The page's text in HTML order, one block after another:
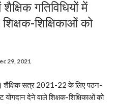
गतिविधियों में
शिक्षिकाओं को
29, 2021
शैक्षिक सत्र 2021-22 के लिए पठन-
योगदान देने वाले शिक्षक-शिक्षिकाओं को